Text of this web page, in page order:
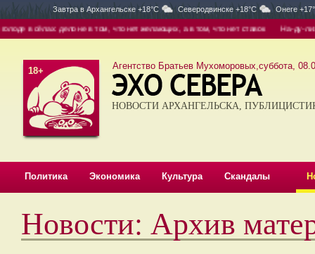
Завтра в Архангельске +18°C Северодвинске +18°C Онеге
дело не в том, что нет желающих, а в том, что нет ставок На-ду-ли: горячая
18+ Агентство Братьев Мухоморовых,суббота,
НОВОСТИ АРХАНГЕЛЬСКА,
Политика Экономика Культура Скандалы
Новости: Архив